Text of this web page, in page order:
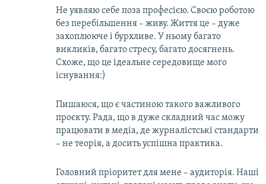
Не уявляю себе поза професією. Своєю роботою
без перебільшення – живу. Життя це – дуже
захоплююче і бурхливе. У ньому багато
викликів, багато стресу, багато досягнень.
Схоже, що це ідеальне середовище мого
існування:)
Пишаюся, що є частиною такого важливого
проєкту. Рада, що в дуже складний час можу
працювати в медіа, де журналістські стандарти
– не теорія, а досить успішна практика.
Головний пріоритет для мене – аудиторія. Наші